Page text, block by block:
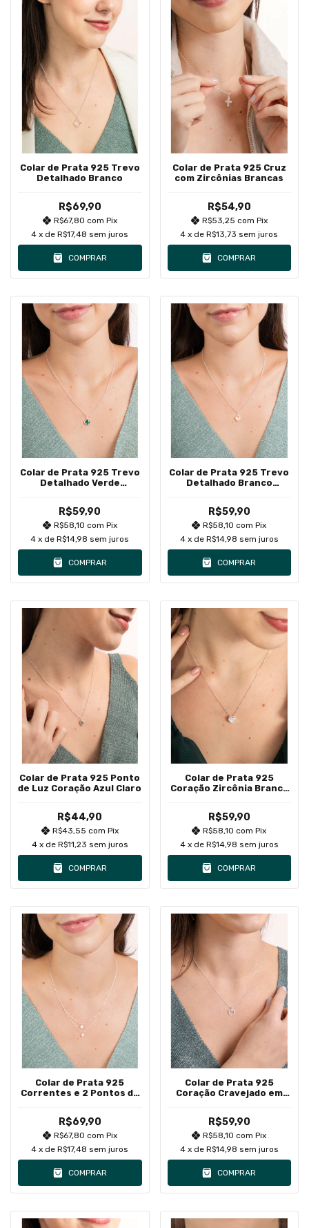
Colar de Prata 925 Trevo
Detalhado Branco
R$69,90
R$67,80 com Pix
4 x deR$17,48 sem juros
COMPRAR
Colar de Prata 925 Cruz
com Zircônias Brancas
R$54,90
R$53,25 com Pix
4 x deR$13,73 sem juros
COMPRAR
Colar de Prata 925 Trevo
Detalhado Verde
R$59,90
R$58,10 com Pix
4 x deR$14,98 sem juros
COMPRAR
Colar de Prata 925 Trevo
Detalhado Branco
R$59,90
R$58,10com Pix
4 x de R$14,98 sem juros
COMPRAR
Colar de Prata 925 Ponto
de Luz Coração Azul Claro
R$44,90
R$43,55 com Pix
4 x de R$11,23 sem juros
COMPRAR
Colar de Prata 925
Coração Zircônia Branca
R$59,90
R$58,10com Pix
4 x de R$14,98 sem juros
COMPRAR
Colar de Prata 925
Correntes e 2 Pontos de
R$69,90
R$67,80 com Pix
4 x deR$17,48 sem juros
COMPRAR
Colar de Prata 925
Coração Cravejado em
R$59,90
R$58,10com Pix
4 x de R$14,98 sem juros
COMPRAR